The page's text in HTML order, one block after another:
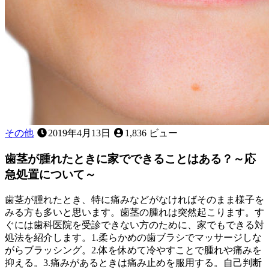
で
す
か？
その他 2019年4月13日 1,836 ビュー
歯茎が腫れたときに家でできることはある？～応
急処置について～
歯茎が腫れたとき、特に痛みなどがなければそのまま様子を
みる方も多いと思います。歯茎の腫れは突然起こります。す
ぐには歯科医院を受診できない方のために、家でもできる対
処法を紹介します。1.柔らかめの歯ブラシでマッサージしな
がらブラッシング。2.体を休めて冷やすことで腫れや痛みを
抑える。3.痛みがあるときは痛み止めを服用する。自己判断